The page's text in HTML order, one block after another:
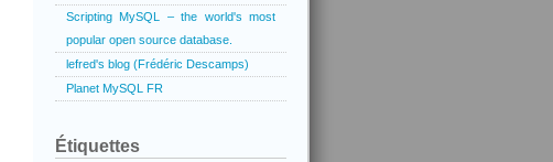
Scripting MySQL – the world's most
popular open source database.
lefred's blog (Frédéric Descamps)
Planet MySQL FR
Étiquettes